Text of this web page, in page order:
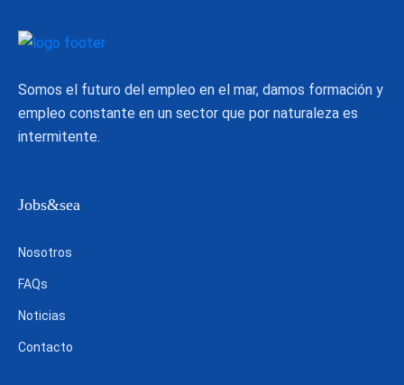
Somos el futuro del empleo en el mar, damos formación y
empleo constante en un sector que por naturaleza es
intermitente.
Jobs&sea
Nosotros
FAQs
Noticias
Contacto